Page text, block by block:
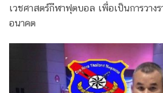
เวชศาสตร์กีฬาฟุตบอล เพื่อเป็นการวาง
อนาคต